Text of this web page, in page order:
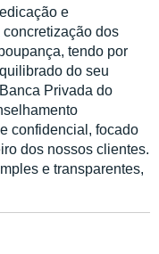
e
dos
tendo por
do seu
Privada do
confidencial, focado
dos nossos clientes.
e transparentes,